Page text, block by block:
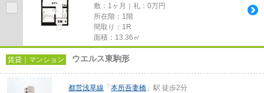
敷：1ヶ月｜礼：0万円
所在階：1階
間取り：1R
面積：13.36㎡
賃貸｜マンション ウエルス東駒形
都営浅草線 「 本所吾妻橋 」駅 徒歩2分